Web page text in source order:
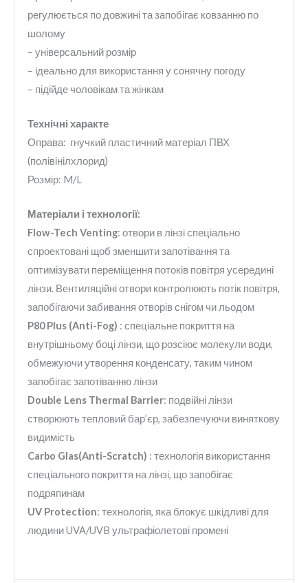
регулюється по довжині та запобігає ковзанню по
шолому
– універсальний розмір
– ідеально для використання у сонячну погоду
– підійде чоловікам та жінкам
Технічні характе
Оправа: гнучкий пластичний матеріал ПВХ
(полівінілхлорид)
Розмір: M/L
Матеріали і технології:
Flow-Tech Venting: отвори в лінзі спеціально
спроектовані щоб зменшити запотівання та
оптимізувати переміщення потоків повітря усередині
лінзи. Вентиляційні отвори контролюють потік повітря,
запобігаючи забивання отворів снігом чи льодом
P80 Plus (Anti-Fog) : спеціальне покриття на
внутрішньому боці лінзи, що розсіює молекули води,
обмежуючи утворення конденсату, таким чином
запобігає запотіванню лінзи
Double Lens Thermal Barrier: подвійні лінзи
створюють тепловий бар’єр, забезпечуючи виняткову
видимість
Carbo Glas(Anti-Scratch) : технологія використання
спеціального покриття на лінзі, що запобігає
подряпинам
UV Protection: технологія, яка блокує шкідливі для
людини UVA/UVB ультрафіолетові промені